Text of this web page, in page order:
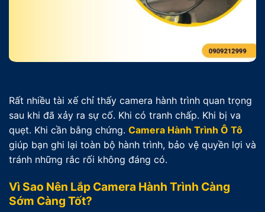
Rất nhiều tài xế chỉ thấy camera hành trình quan trọng
sau khi đã xảy ra sự cố. Khi có tranh chấp. Khi bị va
quẹt. Khi cần bằng chứng. Camera Hành Trình Ô Tô
giúp bạn ghi lại toàn bộ hành trình, bảo vệ quyền lợi và
tránh những rắc rối không đáng có.
Vì Sao Nên Lắp Camera Hành Trình Càng
Sớm Càng Tốt?